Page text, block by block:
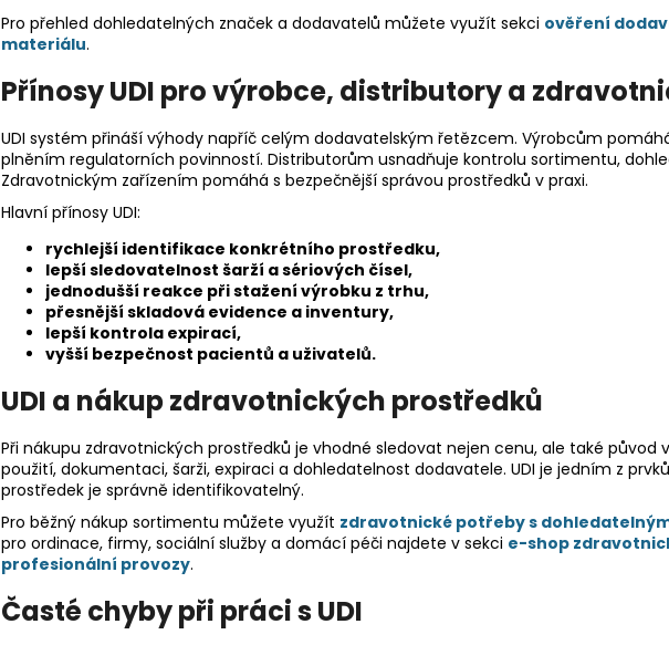
Pro přehled dohledatelných značek a dodavatelů můžete využít sekci ověření
materiálu.
Přínosy UDI pro výrobce, distributory a
UDI systém přináší výhody napříč celým dodavatelským řetězcem. Výrobcům
plněním regulatorních povinností. Distributorům usnadňuje kontrolu sortimentu,
Zdravotnickým zařízením pomáhá s bezpečnější správou prostředků v praxi.
Hlavní přínosy UDI:
rychlejší identifikace konkrétního prostředku,
lepší sledovatelnost šarží a sériových čísel,
jednodušší reakce při stažení výrobku z trhu,
přesnější skladová evidence a inventury,
lepší kontrola expirací,
vyšší bezpečnost pacientů a uživatelů.
UDI a nákup zdravotnických prostředků
Při nákupu zdravotnických prostředků je vhodné sledovat nejen cenu, ale také původ
použití, dokumentaci, šarži, expiraci a dohledatelnost dodavatele. UDI je jedním z
prostředek je správně identifikovatelný.
Pro běžný nákup sortimentu můžete využít zdravotnické potřeby s
pro ordinace, firmy, sociální služby a domácí péči najdete v sekci e-shop
profesionální provozy.
Časté chyby při práci s UDI